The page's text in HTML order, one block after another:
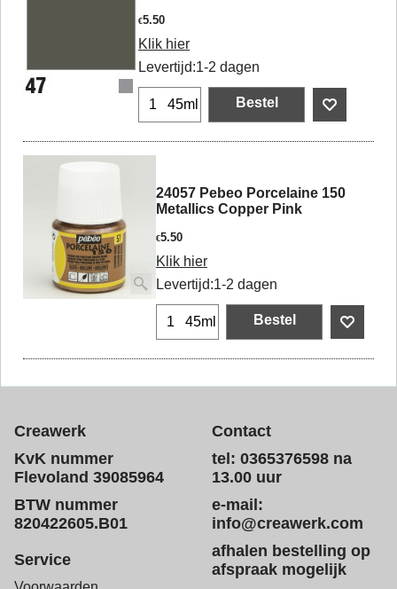
€5.50
Klik hier
Levertijd:1-2 dagen
45ml Bestel
24057 Pebeo Porcelaine 150
Metallics Copper Pink
€5.50
Klik hier
Levertijd:1-2 dagen
45ml Bestel
Creawerk
KvK nummer
Flevoland 39085964
BTW nummer
820422605.B01
Contact
tel: 0365376598 na
13.00 uur
e-mail:
info@creawerk.com
afhalen bestelling op
afspraak mogelijk
Service